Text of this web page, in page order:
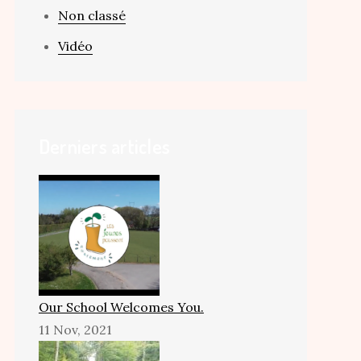
Non classé
Vidéo
Our School Welcomes You.
11 Nov, 2021